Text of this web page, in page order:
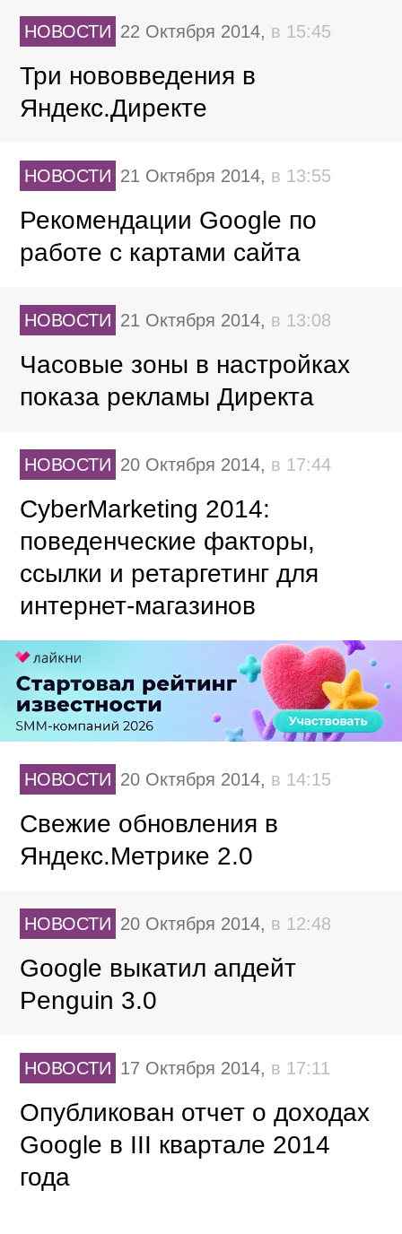
НОВОСТИ 22 Октября 2014, в 15:45
Три нововведения в
Яндекс.Директе
НОВОСТИ 21 Октября 2014, в 13:55
Рекомендации Google по
работе с картами сайта
НОВОСТИ 21 Октября 2014, в 13:08
Часовые зоны в настройках
показа рекламы Директа
НОВОСТИ 20 Октября 2014, в 17:44
CyberMarketing 2014:
поведенческие факторы,
ссылки и ретаргетинг для
интернет-магазинов
НОВОСТИ 20 Октября 2014, в 14:15
Свежие обновления в
Яндекс.Метрике 2.0
НОВОСТИ 20 Октября 2014, в 12:48
Google выкатил апдейт
Penguin 3.0
НОВОСТИ 17 Октября 2014, в 17:11
Опубликован отчет о доходах
Google в III квартале 2014
года